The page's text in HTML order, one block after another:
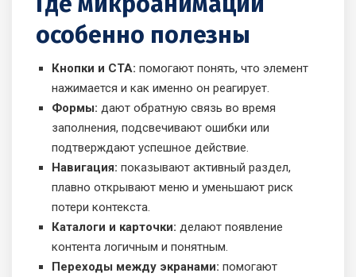
особенно полезны
Кнопки и CTA: помогают понять, что элемент
нажимается и как именно он реагирует.
Формы: дают обратную связь во время
заполнения, подсвечивают ошибки или
подтверждают успешное действие.
Навигация: показывают активный раздел,
плавно открывают меню и уменьшают риск
потери контекста.
Каталоги и карточки: делают появление
контента логичным и понятным.
Переходы между экранами: помогают